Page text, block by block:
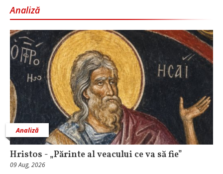
Analiză
Analiză
Hristos - „Părinte al veacului ce va să fie”
09 Aug, 2026